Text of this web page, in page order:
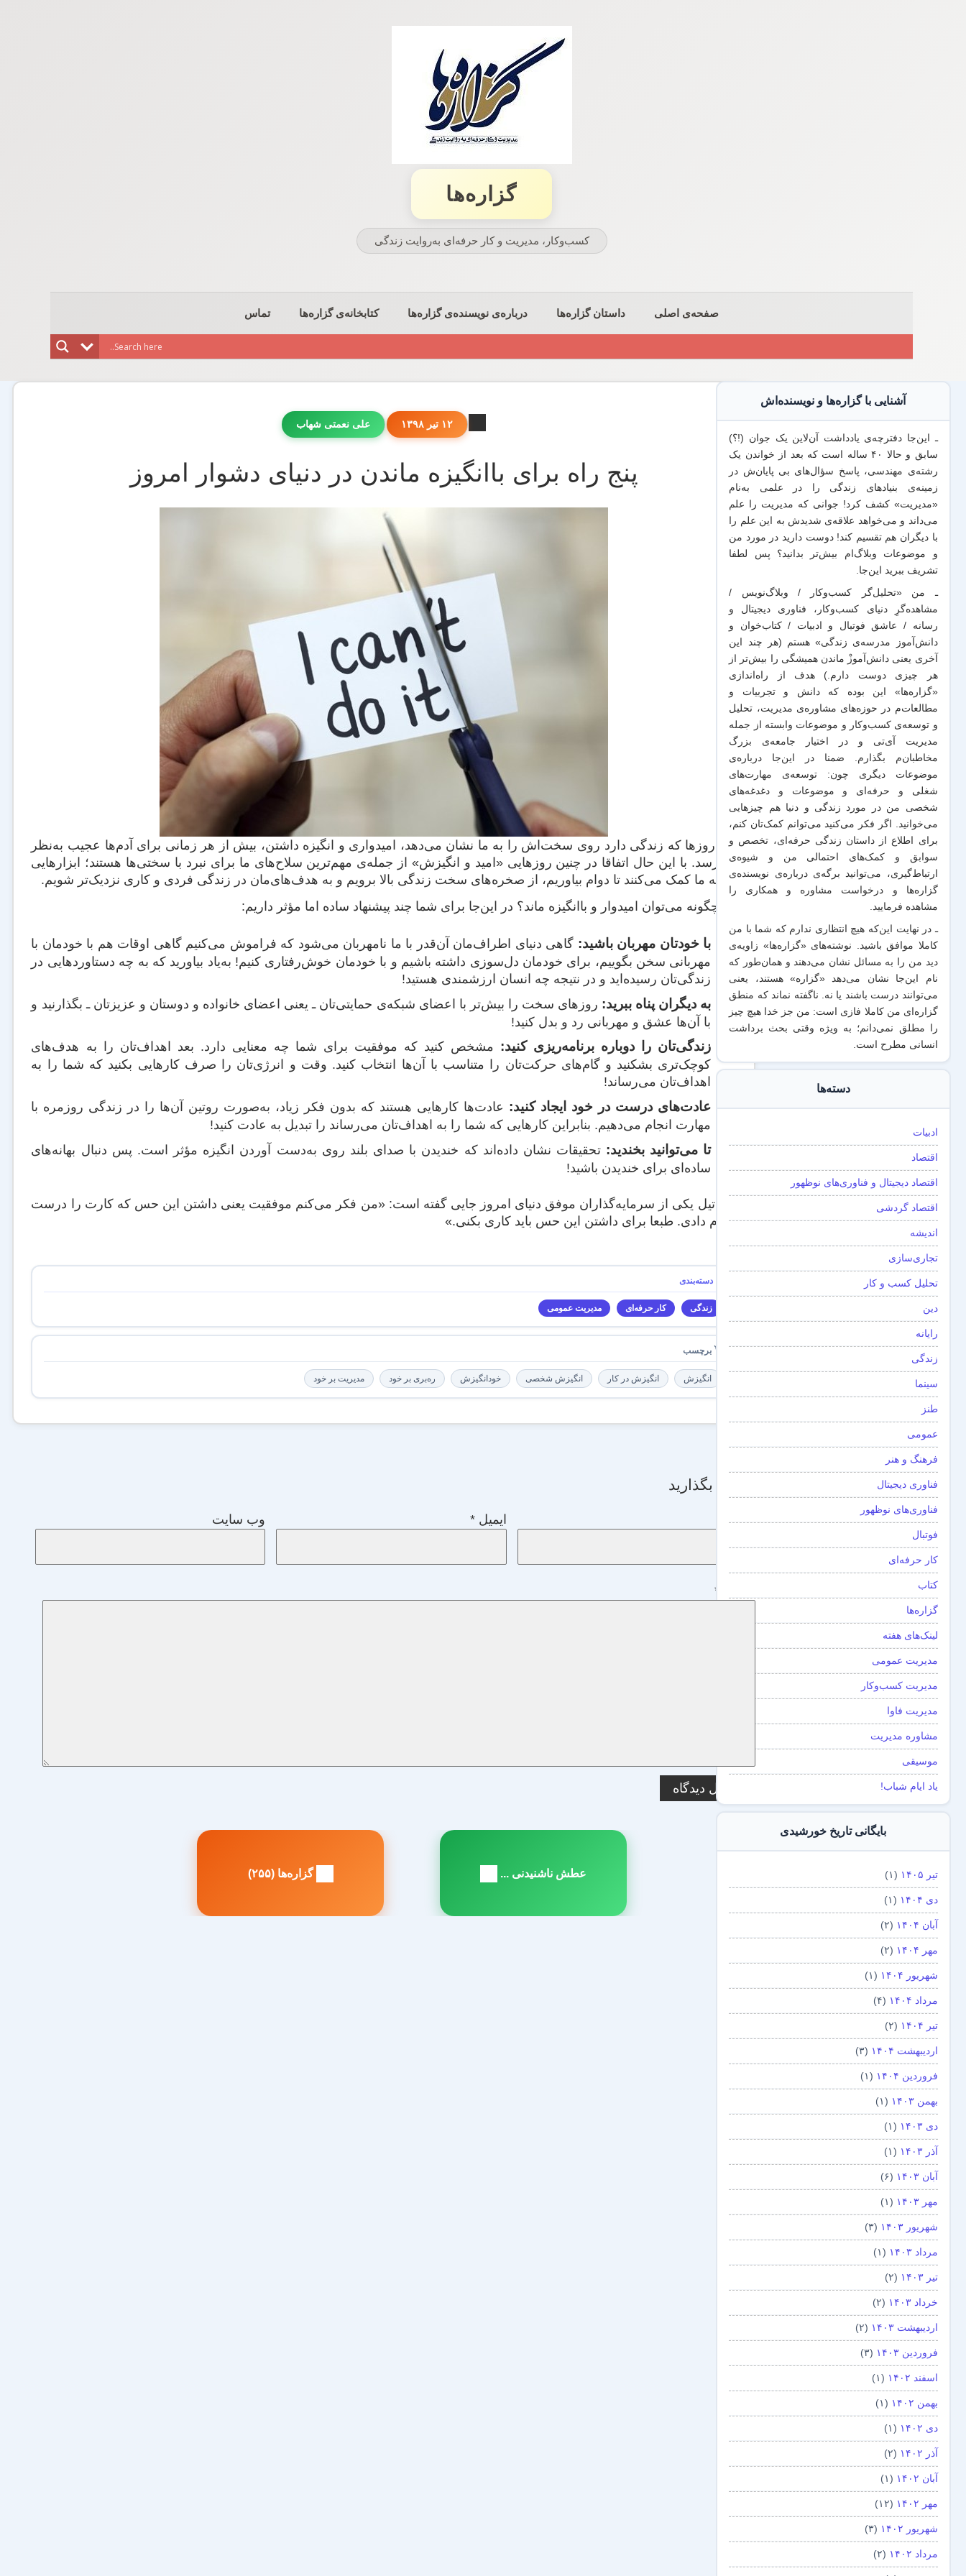
گزاره‌ها
کسب‌وکار، مدیریت و كار حرفه‌ای به‌روایت زندگی
صفحه‌ی اصلی داستان گزاره‌ها درباره‌ی نویسنده‌ی گزاره‌ها کتابخانه‌ی گزاره‌ها تماس
۱۲ تیر ۱۳۹۸ علی نعمتی شهاب
پنج راه برای باانگیزه ماندن در دنیای دشوار امروز
این روزها که زندگی دارد روی سخت‌اش را به ما نشان می‌دهد، امیدواری و انگیزه داشتن، بیش از هر زمانی برای آدم‌ها عجیب به‌نظر
می‌رسد. با این حال اتفاقا در چنین روزهایی «امید و انگیزش» از جمله‌ی مهم‌ترین سلاح‌های ما برای نبرد با سختی‌ها هستند؛ ابزارهایی
که به ما کمک می‌کنند تا دوام بیاوریم، از صخره‌های سخت زندگی بالا برویم و به هدف‌های‌مان در زندگی فردی و کاری نزدیک‌تر شویم.
اما چگونه می‌توان امیدوار و باانگیزه ماند؟ در این‌جا برای شما چند پیشنهاد ساده اما مؤثر داریم:
با خودتان مهربان باشید: گاهی دنیای اطراف‌مان آن‌قدر با ما نامهربان می‌شود که فراموش می‌کنیم گاهی اوقات هم با خودمان با
مهربانی سخن بگوییم، برای خودمان دل‌سوزی داشته باشیم و با خودمان خوش‌رفتاری کنیم! به‌یاد بیاورید که به چه دستاوردهایی در
زندگی‌تان رسیده‌اید و در نتیجه چه انسان ارزشمندی هستید!
به دیگران پناه ببرید: روزهای سخت را بیش‌تر با اعضای شبکه‌ی حمایتی‌تان ـ یعنی اعضای خانواده و دوستان و عزیزتان ـ بگذارنید و
با آن‌ها عشق و مهربانی رد و بدل کنید!
زندگی‌تان را دوباره برنامه‌‌ریزی کنید: مشخص کنید که موفقیت برای شما چه معنایی دارد. بعد اهداف‌تان را به هدف‌های
کوچک‌تری بشکنید و گام‌های‌ حرکت‌تان را متناسب با آن‌ها انتخاب کنید. وقت و انرژی‌تان را صرف کارهایی بکنید که شما را به
اهداف‌تان می‌رساند!
عادت‌های درست در خود ایجاد کنید: عادت‌ها کارهایی هستند که بدون فکر زیاد، به‌صورت روتین آن‌ها را در زندگی‌ روزمره با
مهارت انجام می‌دهیم. بنابراین کارهایی که شما را به اهداف‌تان می‌رساند را تبدیل به عادت کنید!
تا می‌توانید بخندید: تحقیقات نشان داده‌اند که خندیدن با صدای بلند روی به‌دست آوردن انگیزه مؤثر است. پس دنبال بهانه‌های
ساده‌ای برای خندیدن باشید!
پیتر تیل یکی از سرمایه‌گذاران موفق دنیای امروز جایی گفته است: «من فکر می‌کنم موفقیت یعنی داشتن این حس که کارت را درست
انجام دادی. طبعا برای داشتن این حس باید کاری بکنی.»
منبع
زندگی کار حرفه‌ای مدیریت عمومی
انگیزش انگیزش در کار انگیزش شخصی خودانگیزش ره‌بری بر خود مدیریت بر خود
دیدگاه بگذارید
نام* ایمیل* وب‌ سایت
*
راهبری
مطلب
گزاره‌ها (۲۵۵)
مطلب
عطش ناشنیدنی ...
آشنایی با گزاره‌ها و نویسنده‌اش
ـ این‌جا دفترچه‌ی یادداشت‌ آن‌لاین یک جوان (!؟)
سابق و حالا ۴۰ ساله است که بعد از خواندن یک
رشته‌ی مهندسی، پاسخ سؤال‌های بی پایان‌ش در
زمینه‌ی بنیادهای زندگی را در علمی به‌نام
«مدیریت» کشف کرد! جوانی که مدیریت را علم
می‌داند و می‌خواهد علاقه‌ی شدیدش به این علم را
بادیگران همتقسیم کند! دوست دارید در مورد من
و موضوعات وبلاگ‌ام بیش‌تر بدانید؟ پس لطفا
تشریف ببرید این‌جا.
ـ من «تحلیل‌گر کسب‌وکار / وبلاگ‌نویس /
مشاهده‌گرِ دنیای کسب‌وکار، فناوری دیجیتال و
رسانه / عاشق فوتبال و ادبیات / کتاب‌خوان و
دانش‌آموز مدرسه‌ی زندگی» هستم (هر چند این
آخری یعنی دانش‌آموزْ ماندن همیشگی را بیش‌تر از
هر چیزی دوست دارم.) هدف از راه‌اندازی
«گزاره‌ها» این بوده که دانش و تجربیات‌ و
مطالعات‌م در حوزه‌های مشاوره‌ی مدیریت، تحلیل
و توسعه‌ی کسب‌وکار و موضوعات وابسته از جمله
مدیریت آی‌تی و در اختیار جامعه‌ی بزرگ
مخاطبان‌م بگذارم. ضمنا در این‌جا درباره‌ی
موضوعات دیگری چون: توسعه‌ی مهارت‌های
شغلی و حرفه‌ای و موضوعات و دغدغه‌های
شخصی من در مورد زندگی و دنیا هم چیزهایی
می‌خوانید. اگر فکر می‌کنید می‌توانم کمک‌تان کنم،
برای اطلاع از داستان زندگی حرفه‌ای، تخصص و
سوابق و کمک‌های احتمالی من و شیو‌ه‌ی
ارتباط‌گیری، می‌توانید برگه‌یدرباره‌ی نویسنده‌ی
گزاره‌ها و درخواست مشاوره و همکاری را
مشاهده فرمایید.
ـ در نهایت این‌که هیچ انتظاری ندارم که شما با من
کاملا موافق باشید. نوشته‌های «گزاره‌ها» زاویه‌ی
دید من را به مسائل نشان می‌دهند و همان‌طور که
نام این‌جا نشان می‌دهد «گزاره‌» هستند، یعنی
می‌توانند درست باشند یا نه. ناگفته نماند که منطق
گزاره‌ای من کاملا فازی است: من جز خدا هیچ چیز
را مطلق نمی‌دانم؛ به ویژه وقتی بحث برداشت
انسانی مطرح است.
دسته‌ها
ادبیات
اقتصاد
اقتصاد دیجیتال و فناوری‌های نوظهور
اقتصاد گردشی
اندیشه
تجاری‌سازی
تحلیل کسب و کار
دین
رایانه
زندگی
سینما
طنز
عمومی
فرهنگ و هنر
فناوری دیجیتال
فناوری‌های نوظهور
فوتبال
کار حرفه‌ای
کتاب
گزاره‌ها
لینک‌های هفته
مدیریت عمومی
مدیریت کسب‌و‌کار
مدیریت فاوا
مشاوره مدیریت
موسیقی
یاد ایام شباب!
بایگانی تاریخ خورشیدی
تیر ۱۴۰۵ (۱)
دی ۱۴۰۴ (۱)
آبان ۱۴۰۴ (۲)
مهر ۱۴۰۴ (۲)
شهریور ۱۴۰۴ (۱)
مرداد ۱۴۰۴ (۴)
تیر ۱۴۰۴ (۲)
اردیبهشت ۱۴۰۴ (۳)
فروردین ۱۴۰۴ (۱)
بهمن ۱۴۰۳ (۱)
دی ۱۴۰۳ (۱)
آذر ۱۴۰۳ (۱)
آبان ۱۴۰۳ (۶)
مهر ۱۴۰۳ (۱)
شهریور ۱۴۰۳ (۳)
مرداد ۱۴۰۳ (۱)
تیر ۱۴۰۳ (۲)
خرداد ۱۴۰۳ (۲)
اردیبهشت ۱۴۰۳ (۲)
فروردین ۱۴۰۳ (۳)
اسفند ۱۴۰۲ (۱)
بهمن ۱۴۰۲ (۱)
دی ۱۴۰۲ (۱)
آذر ۱۴۰۲ (۲)
آبان ۱۴۰۲ (۱)
مهر ۱۴۰۲ (۱۲)
شهریور ۱۴۰۲ (۳)
مرداد ۱۴۰۲ (۲)